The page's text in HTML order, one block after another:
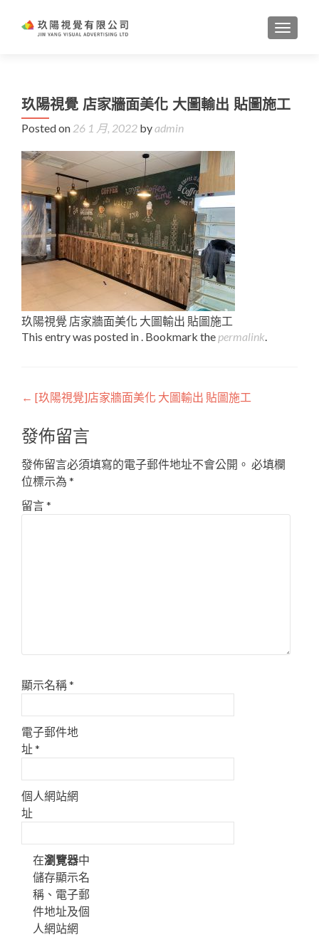
玖陽視覺 店家牆面美化 大圖輸出 貼圖施工
Posted on 26 1 月, 2022 byadmin
玖陽視覺 店家牆面美化 大圖輸出 貼圖施工
This entry was posted in . Bookmark the permalink.
Post
navigation
← [玖陽視覺]店家牆面美化 大圖輸出 貼圖施工
發佈留言
發佈留言必須填寫的電子郵件地址不會公開。 必填欄
位標示為 *
留言*
顯示名稱*
電子郵件地
址*
個人網站網
址
在瀏覽器中
儲存顯示名
稱、電子郵
件地址及個
人網站網